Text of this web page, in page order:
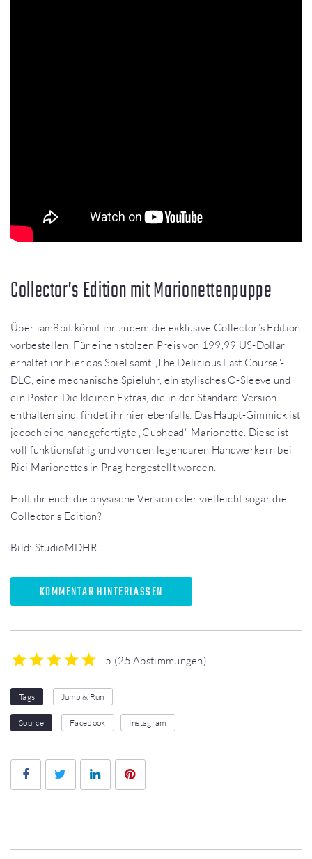
Collector’s Edition mit Marionettenpuppe
Über iam8bit könnt ihr zudem die exklusive Collector’s Edition
vorbestellen. Für einen stolzen Preis von 199,99 US-Dollar
erhaltet ihr hier das Spiel samt „The Delicious Last Course“-
DLC, eine mechanische Spieluhr, ein stylisches O-Sleeve und
ein Poster. Die kleinen Extras, die in der Standard-Version
enthalten sind, findet ihr hier ebenfalls. Das Haupt-Gimmick ist
jedoch eine handgefertigte „Cuphead“-Marionette. Diese ist
voll funktionsfähig und von den legendären Handwerkern bei
Rici Marionettes in Prag hergestellt worden.
Holt ihr euch die physische Version oder vielleicht sogar die
Collector’s Edition?
Bild: StudioMDHR
KOMMENTAR HINTERLASSEN
5 (25 Abstimmungen)
Tags Jump & Run
Source Facebook Instagram
FacebookTwitter LinkedIn